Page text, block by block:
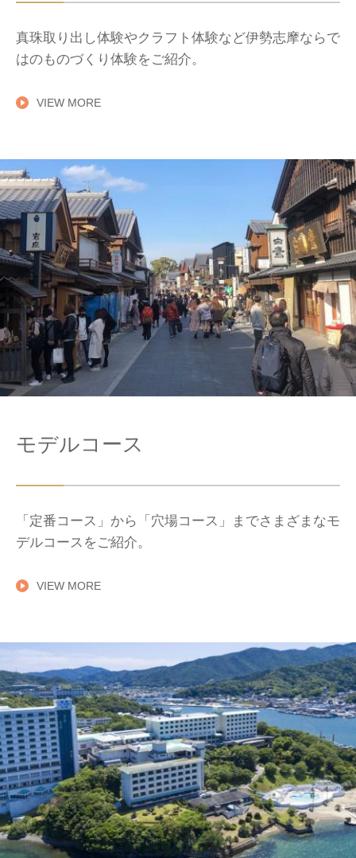
真珠取り出し体験やクラフト体験など伊勢志摩ならで
はのものづくり体験をご紹介。
VIEW MORE
モデルコース
「定番コース」から「穴場コース」までさまざまなモ
デルコースをご紹介。
VIEW MORE